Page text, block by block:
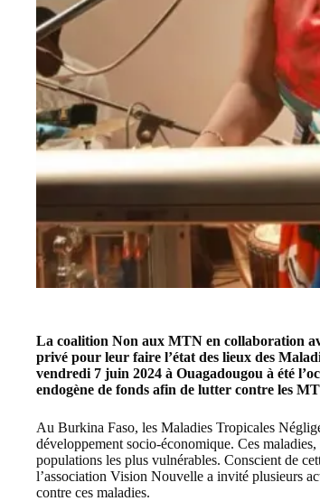
La coalition Non aux MTN en collaboration
privé pour leur faire l’état des lieux des
vendredi 7 juin 2024 à Ouagadougou à été
endogène de fonds afin de lutter contre les
Au Burkina Faso, les Maladies Tropicales
développement socio-économique. Ces
populations les plus vulnérables. Conscient de
l’association Vision Nouvelle a invité plusieurs
contre ces maladies.